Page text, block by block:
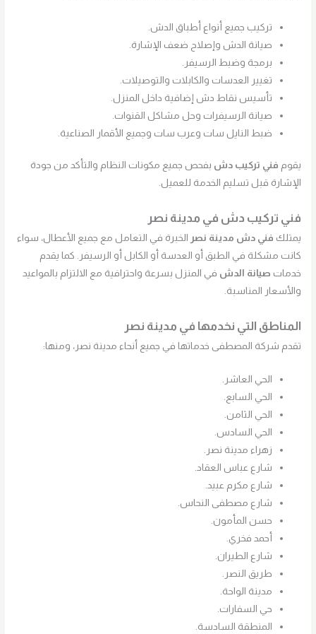
تركيب جميع أنواع أطباق الدش.
صيانة الدش وإصلاح ضعف الإشارة.
برمجة وضبط الرسيفر.
تغيير العدسات والكابلات والتوصيلات.
تأسيس نقاط دش إضافية داخل المنزل.
صيانة الرسيفرات وحل مشاكل القنوات.
ضبط النايل سات وعرب سات وجميع الأقمار الصناعية.
يقوم فني تركيب دش بفحص جميع مكونات النظام والتأكد من جودة
الإشارة قبل تسليم الخدمة للعميل.
فني تركيب دش في مدينة نصر
يمتلك فني دش مدينة نصر
الخبرة في التعامل مع جميع الأعطال، سواء
كانت مشكلة في الطبق أو العدسة أو الكابل أو الرسيفر. كما يقدم
خدمات صيانة الدش في المنزل بسرعة واحترافية مع الالتزام بالمواعيد
والأسعار المناسبة.
المناطق التي نخدمها في مدينة نصر
تقدم شركة المصطفى خدماتها في جميع أنحاء مدينة نصر، ومنها:
الحي العاشر.
الحي السابع.
الحي الثامن.
الحي السادس.
زهراء مدينة نصر.
شارع عباس العقاد.
شارع مكرم عبيد.
شارع مصطفى النحاس.
حسن المأمون.
أحمد فخري.
شارع الطيران.
طريق النصر.
مدينة الواحة.
حي السفارات.
المنطقة السادسة.